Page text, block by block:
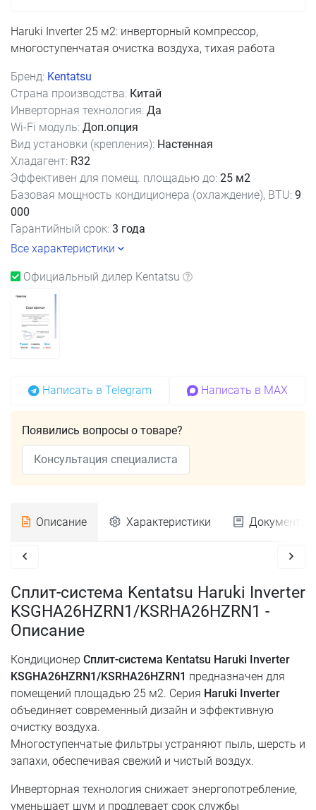
Haruki Inverter 25 м2: инверторный компрессор,
многоступенчатая очистка воздуха, тихая работа
Бренд: Kentatsu
Страна производства: Китай
Инверторная технология: Да
Wi-Fi модуль: Доп.опция
Вид установки (крепления): Настенная
Хладагент: R32
Эффективен для помещ. площадью до: 25 м2
Базовая мощность кондиционера (охлаждение), BTU: 9
000
Гарантийный срок: 3 года
Все характеристики
Официальный дилер Kentatsu
Написать в Telegram Написать в MAX
Появились вопросы о товаре?
Консультация специалиста
Описание Характеристики
Сплит-система Kentatsu Haruki Inverter
KSGHA26HZRN1/KSRHA26HZRN1 -
Описание
Кондиционер Сплит-система Kentatsu Haruki Inverter
KSGHA26HZRN1/KSRHA26HZRN1 предназначен для
помещений площадью 25 м2. Серия Haruki Inverter
объединяет современный дизайн и эффективную
очистку воздуха.
Многоступенчатые фильтры устраняют пыль, шерсть и
запахи, обеспечивая свежий и чистый воздух.
Инверторная технология снижает энергопотребление,
уменьшает шум и продлевает срок службы